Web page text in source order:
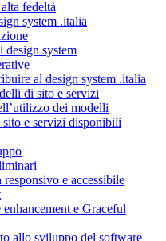
fedeltà
system .italia
design system
al design system .italia
di sito e servizi
dei modelli
e servizi disponibili
e accessibile
e Graceful
allo sviluppo del software